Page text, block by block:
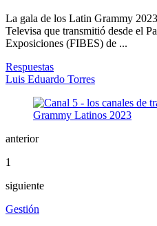
La gala de los Latin Grammy
Televisa que transmitió desde el
Exposiciones (FIBES) de ...
Respuestas
Luis Eduardo Torres
anterior
1
siguiente
Gestión